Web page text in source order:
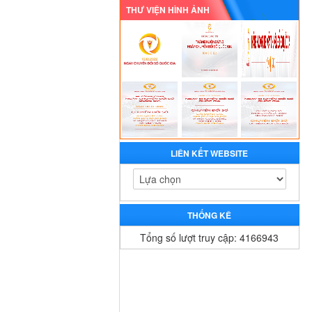
THƯ VIỆN HÌNH ẢNH
LIÊN KẾT WEBSITE
THỐNG KÊ
Tổng số lượt truy cập: 4166943